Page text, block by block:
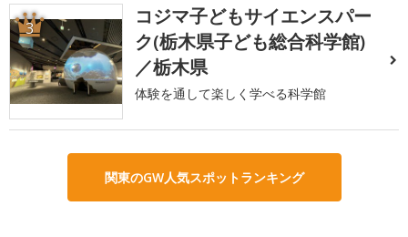
3
コジマ子どもサイエンスパー
ク(栃木県子ども総合科学館)
／栃木県
体験を通して楽しく学べる科学館
関東のGW人気スポットランキング